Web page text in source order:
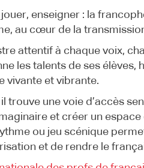
jouer, enseigner : la
au cœur de la
attentif à chaque voix,
les talents de ses élèves,
vivante et vibrante.
trouve une voie d’accès
et créer un
ou jeu scénique
et de rendre le